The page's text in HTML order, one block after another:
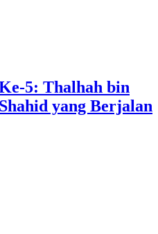
5: Thalhah bin
yang Berjalan